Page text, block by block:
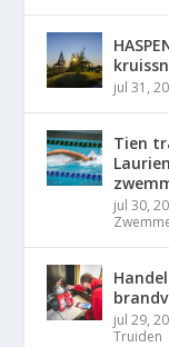
jul 31,
Tien
jul 30,
jul 29,
Truiden